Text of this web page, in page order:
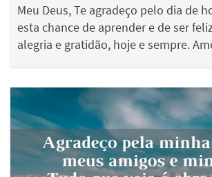
Meu Deus, Te agradeço pelo dia de
esta chance de aprender e de ser
alegria e gratidão, hoje e sempre.